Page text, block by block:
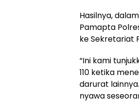
Hasilnya,
Pamapta
ke Sekretariat
“Ini kami
110 ketika
darurat
nyawa